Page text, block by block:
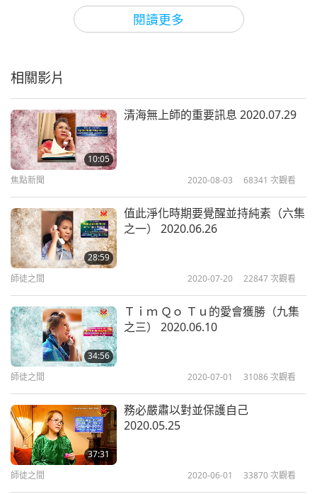
閱讀更多
父。我們知道您正在閉關。而且師父工作很辛苦，也
工作很辛苦。（對，師父。）不只是我而已。
在，讓我們能一起工作。（謝謝師父。我們很高興和
師父一起工作。）這一定是你們的使命。（是，師
父。）（我們很感激師父您。）好，還有什麼事要告
訴我嗎？（有，師父。師父最近對所有世人，和羽翼
下照顧許多生命的全球政治和宗教領袖所分享的緊急
訊息，全都令我們萬分感動。師父，您撥出寶貴時
間，苦口婆心勸說他們。您知無不言，言無不盡。如
果師父在打坐中得知更多訊息，或發現新事物，而且
能與世人分享，我們會萬分珍惜。也會很高興。）當
然，當然。你們想知道什麼？我才能講。
（您在長期閉關中，可有什麼新發現？師父必定一直
不遺餘力，設法盡快修補並提昇這個世界。您發現什
麼新事物嗎？）嗯，有，也沒有。此刻取決於人類。
因為現在業障大不可擋。已經累積太久了。而且人類
沒什麼悔意。所以，我還在等待。當然，如果人類悔
改，一切會否極泰來。萬事萬物會隨之好轉。（是，
師父。）
相關影片
10:05
清海無上師的重要訊息 2020.07.29
焦點新聞 2020-08-03 68341 次觀看
28:59
值此淨化時期要覺醒並持純素（六集
之一） 2020.06.26
師徒之間 2020-07-20 22847次觀看
34:56
Ｔｉｍ Ｑｏ Ｔｕ的愛會獲勝（九集
之三） 2020.06.10
師徒之間 2020-07-01 31086次觀看
37:31
務必嚴肅以對並保護自己
2020.05.25
師徒之間 2020-06-01 33870次觀看